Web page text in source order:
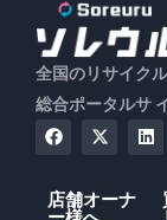
全国のリサイク
総合ポータルサ
店舗オーナ